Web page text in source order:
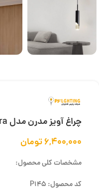
چراغ آویز مدرن مدل Negra
۶,۴۰۰,۰۰۰تومان
مشخصات کلی محصول:
کد محصول: P145